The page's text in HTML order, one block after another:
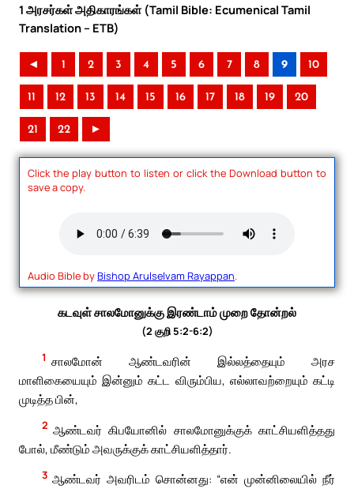
1 அரசர்கள் அதிகாரங்கள் (Tamil Bible: Ecumenical Tamil
Translation – ETB)
◄ 1 2 3 4 5 6 7 8 9 10
11 12 13 14 15 16 17 18 19 20
21 22 ►
Click the play button to listen or click the Download button to
save a copy.
Audio Bible byBishop Arulselvam Rayappan.
கடவுள் சாலமோனுக்கு இரண்டாம் முறை தோன்றல்
(2 குறி 5:2-6:2)
1 சாலமோன் ஆண்டவரின் இல்லத்தையும் அரச
மாளிகையையும் இன்னும் கட்ட விரும்பிய, எல்லாவற்றையும் கட்டி
முடித்த பின்,
2 ஆண்டவர் கிபயோனில் சாலமோனுக்குக் காட்சியளித்தது
போல், மீண்டும் அவருக்குக் காட்சியளித்தார்.
3 ஆண்டவர் அவரிடம் சொன்னது: “என் முன்னிலையில் நீர்